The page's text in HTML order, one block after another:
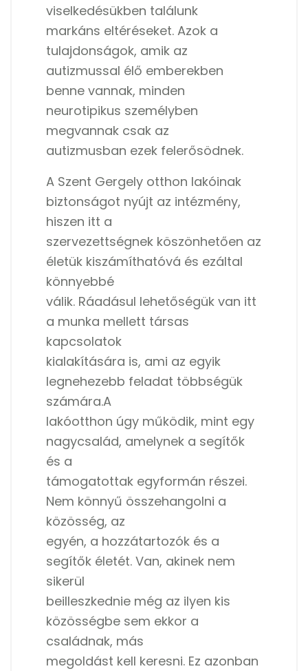
viselkedésükben találunk
markáns eltéréseket. Azok a
tulajdonságok, amik az
autizmussal élő emberekben
benne vannak, minden
neurotipikus személyben
megvannak csak az
autizmusban ezek felerősödnek.
A Szent Gergely otthon lakóinak
biztonságot nyújt az intézmény,
hiszen itt a
szervezettségnek köszönhetően az
életük kiszámíthatóvá és ezáltal
könnyebbé
válik. Ráadásul lehetőségük van itt
a munka mellett társas
kapcsolatok
kialakítására is, ami az egyik
legnehezebb feladat többségük
számára.A
lakóotthon úgy működik, mint egy
nagycsalád, amelynek a segítők
és a
támogatottak egyformán részei.
Nem könnyű összehangolni a
közösség, az
egyén, a hozzátartozók és a
segítők életét. Van, akinek nem
sikerül
beilleszkednie még az ilyen kis
közösségbe sem ekkor a
családnak, más
megoldást kell keresni. Ez azonban